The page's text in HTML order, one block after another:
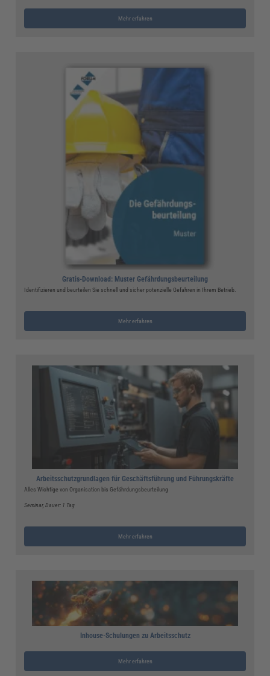
Mehr erfahren
Gratis-Download: Muster Gefährdungsbeurteilung
Identifizieren und beurteilen Sie schnell und sicher potenzielle Gefahren in Ihrem Betrieb.
Mehr erfahren
Arbeitsschutzgrundlagen für Geschäftsführung und Führungskräfte
Alles Wichtige von Organisation bis Gefährdungsbeurteilung
Seminar, Dauer: 1 Tag
Mehr erfahren
Inhouse-Schulungen zu Arbeitsschutz
Mehr erfahren